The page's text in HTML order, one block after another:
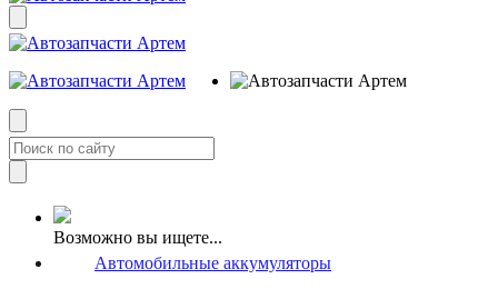
Возможно вы ищете...
Автомобильные аккумуляторы